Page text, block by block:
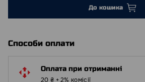
До кошика
Способи оплати
Оплата при отриманні
20 ₴ + 2% комісії